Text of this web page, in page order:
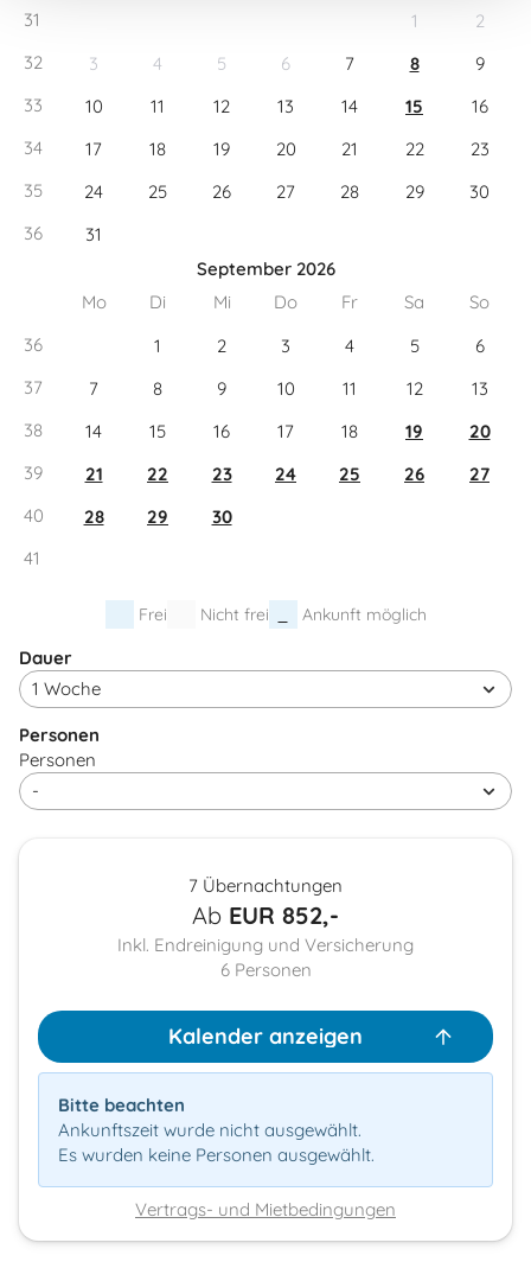
31 1
2
32
3 4 5 6 7 8
9
33
10 11 12 13 14 15
16
34
17 18 19 20 21 22
23
35
24 25 26 27 28 29
30
36
31
September 2026
Mo
Di Mi Do Fr Sa
So
36
1 2 3 4 5
6
37
7 8 9 10 11 12
13
38
14 15 16 17 18 19
20
39
21 22 23 24 25 26
27
40
28 29
30
41
Frei Nicht frei Ankunft möglich
Dauer
Personen
Personen
7 Übernachtungen
Ab EUR 852,-
Inkl. Endreinigung und Versicherung
6 Personen
Kalender anzeigen
Bitte beachten
Ankunftszeit wurde nicht ausgewählt.
Es wurden keine Personen ausgewählt.
Vertrags- und Mietbedingungen